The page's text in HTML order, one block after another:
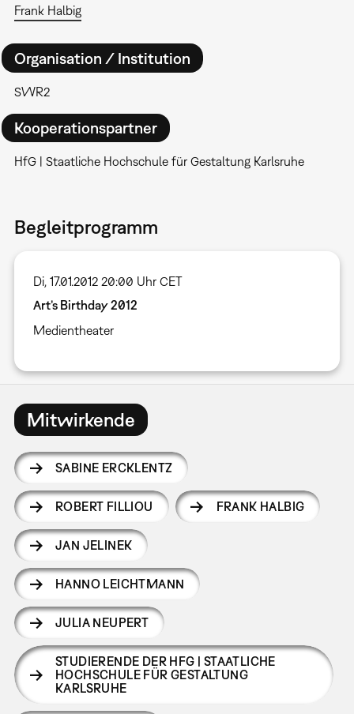
Frank Halbig
Organisation / Institution
SWR2
Kooperationspartner
HfG | Staatliche Hochschule für Gestaltung Karlsruhe
Begleitprogramm
Di, 17.01.2012 20:00 Uhr CET
Art’s Birthday 2012
Medientheater
Mitwirkende
SABINE ERCKLENTZ
ROBERT FILLIOU FRANK HALBIG
JAN JELINEK
HANNO LEICHTMANN
JULIA NEUPERT
STUDIERENDE DER HFG | STAATLICHE
HOCHSCHULE FÜR GESTALTUNG
KARLSRUHE